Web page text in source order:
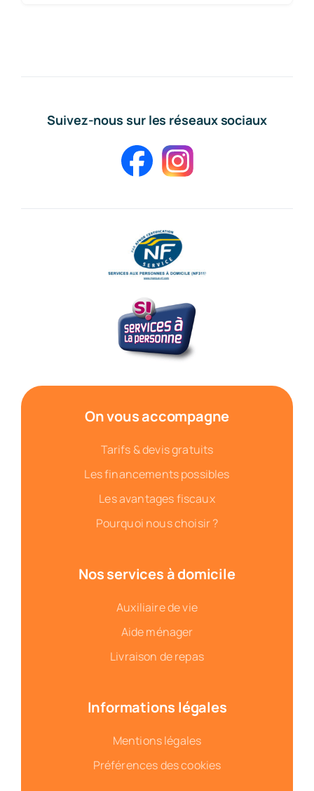
Suivez-nous sur les réseaux sociaux
On vous accompagne
Tarifs & devis gratuits
Les financements possibles
Les avantages fiscaux
Pourquoi nous choisir ?
Nos services à domicile
Auxiliaire de vie
Aide ménager
Livraison de repas
Informations légales
Mentions légales
Préférences des cookies